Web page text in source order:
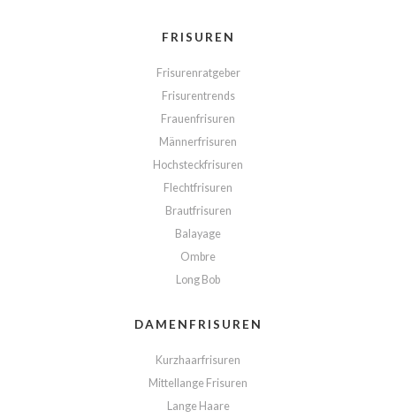
FRISUREN
Frisurenratgeber
Frisurentrends
Frauenfrisuren
Männerfrisuren
Hochsteckfrisuren
Flechtfrisuren
Brautfrisuren
Balayage
Ombre
Long Bob
DAMENFRISUREN
Kurzhaarfrisuren
Mittellange Frisuren
Lange Haare